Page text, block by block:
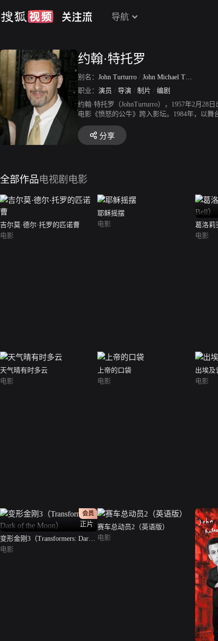
导航
约翰·特托罗
别名： John Turturro / John Michael Turturro
职业： 演员 / 导演 / 制片 / 编剧
约翰·特托罗（JohnTurturro），1957年2月28
电影《愤怒的公牛》跨入影坛。1984年，以
片提名第4届独立精神奖最佳男配角。1991
赛单元-最佳男演员奖。1992年，开始尝试自
年，主演传记电影《机智问答》，他凭借该
最佳男主角。2020年，由其出演的电视剧《
分享
全部作品电视剧 电影
吉尔莫·德尔·托罗的匹诺曹
电影
耶稣摇摆
电影
葛洛莉
电影
天气晴有时多云
电影
上帝的口袋
电影
出埃及
电影
正片
会员
变形金刚3（Transformers: Dark
of the Moon）
电影
赛车总动员2（英语版）
电影